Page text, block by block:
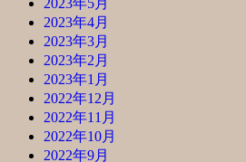
2023年5月
2023年4月
2023年3月
2023年2月
2023年1月
2022年12月
2022年11月
2022年10月
2022年9月